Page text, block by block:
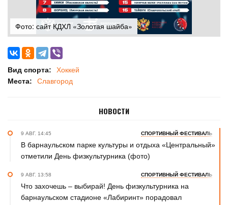
Фото: сайт КДХЛ «Золотая шайба»
Вид спорта:
Хоккей
Места:
Славгород
НОВОСТИ
9 АВГ. 14:45 СПОРТИВНЫЙ ФЕСТИВАЛЬ
В барнаульском парке культуры и отдыха «Центральный»
отметили День физкультурника (фото)
9 АВГ. 13:58 СПОРТИВНЫЙ ФЕСТИВАЛЬ
Что захочешь – выбирай! День физкультурника на
барнаульском стадионе «Лабиринт» порадовал